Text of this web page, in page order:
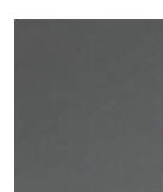
Вернутся
РАСПИСАНИЕ